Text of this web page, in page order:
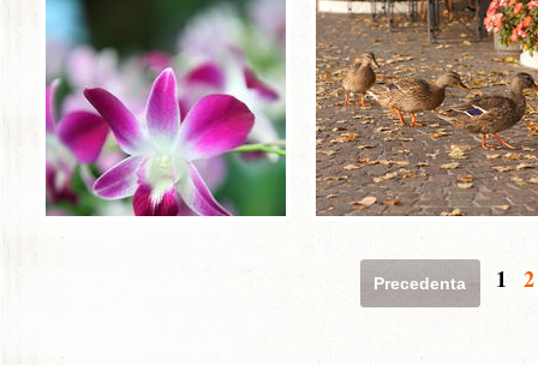
Precedenta 1 2